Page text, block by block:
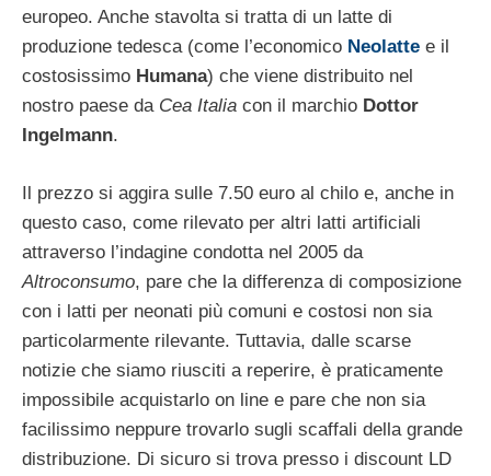
europeo. Anche stavolta si tratta di un latte di
produzione tedesca (come l’economico Neolatte e il
costosissimo Humana) che viene distribuito nel
nostro paese da Cea Italia con il marchio Dottor
Ingelmann.
Il prezzo si aggira sulle 7.50 euro al chilo e, anche in
questo caso, come rilevato per altri latti artificiali
attraverso l’indagine condotta nel 2005 da
Altroconsumo, pare che la differenza di composizione
con i latti per neonati più comuni e costosi non sia
particolarmente rilevante. Tuttavia, dalle scarse
notizie che siamo riusciti a reperire, è praticamente
impossibile acquistarlo on line e pare che non sia
facilissimo neppure trovarlo sugli scaffali della grande
distribuzione. Di sicuro si trova presso i discount LD